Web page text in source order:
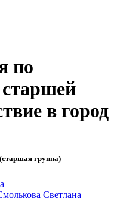
по
в город
группа)
Светлана